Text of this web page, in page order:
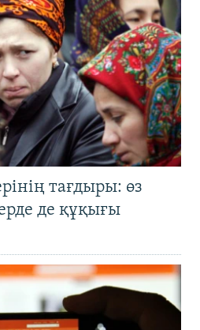
тағдыры: өз
де құқығы